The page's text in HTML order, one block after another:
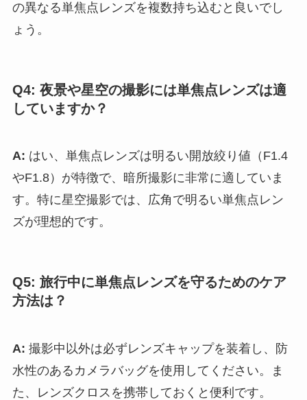
の異なる単焦点レンズを複数持ち込むと良いでし
ょう。
Q4: 夜景や星空の撮影には単焦点レンズは適
していますか？
A: はい、単焦点レンズは明るい開放絞り値（F1.4
やF1.8）が特徴で、暗所撮影に非常に適していま
す。特に星空撮影では、広角で明るい単焦点レン
ズが理想的です。
Q5: 旅行中に単焦点レンズを守るためのケア
方法は？
A: 撮影中以外は必ずレンズキャップを装着し、防
水性のあるカメラバッグを使用してください。ま
た、レンズクロスを携帯しておくと便利です。